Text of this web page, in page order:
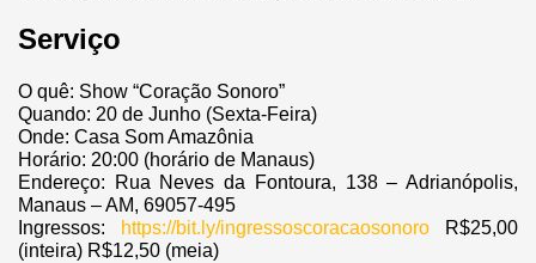
Serviço
O quê: Show “Coração Sonoro”
Quando: 20 de Junho (Sexta-Feira)
Onde: Casa Som Amazônia
Horário: 20:00 (horário de Manaus)
Endereço: Rua Neves da Fontoura, 138 – Adrianópolis,
Manaus – AM, 69057-495
Ingressos:
https://bit.ly/ingressoscoracaosonoro R$25,00
(inteira) R$12,50 (meia)